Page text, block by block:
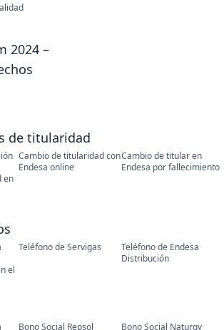
de titularidad
Cambio de titularidad con
Endesa online
Cambio de titular en
Endesa por fallecimiento
en
Teléfono de Servigas
Teléfono de Endesa
Distribución
el
Bono Social Repsol Bono Social Naturgy
2024 –